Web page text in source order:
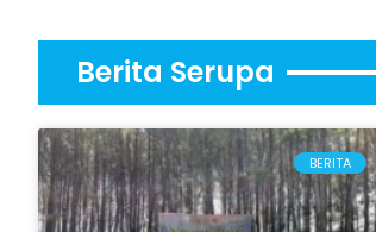
Berita Serupa
BERITA